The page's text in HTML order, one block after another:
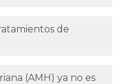
de
(AMH) ya no es